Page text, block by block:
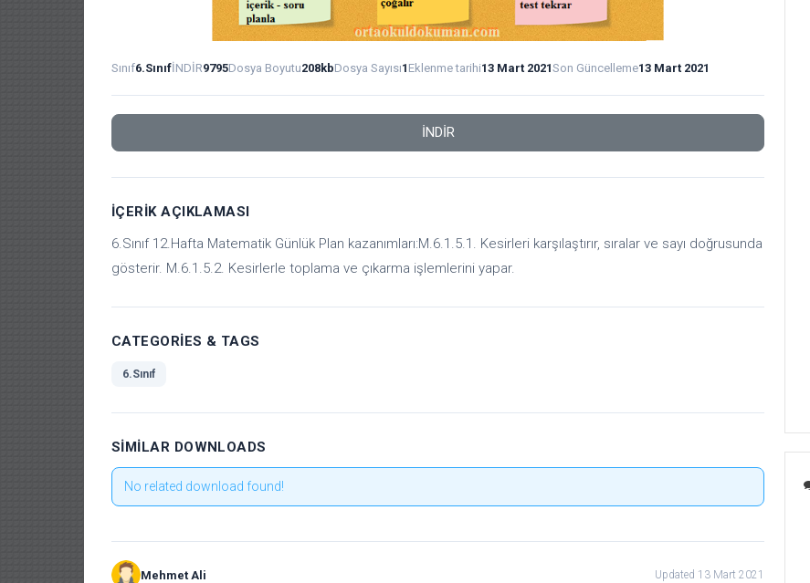
Sınıf6.SınıfİNDİR9795Dosya Boyutu208kbDosya Sayısı1 Eklenme tarihi13 Mart 2021Son Güncelleme13 Mart 2021
İNDİR
İÇERIK AÇIKLAMASI
6.Sınıf 12.Hafta Matematik Günlük Plan kazanımları:M.6.1.5.1. Kesirleri karşılaştırır, sıralar ve sayı doğrusunda
gösterir. M.6.1.5.2. Kesirlerle toplama ve çıkarma işlemlerini yapar.
CATEGORIES & TAGS
6.Sınıf
SIMILAR DOWNLOADS
No related download found!
Mehmet Ali Updated 13 Mart 2021